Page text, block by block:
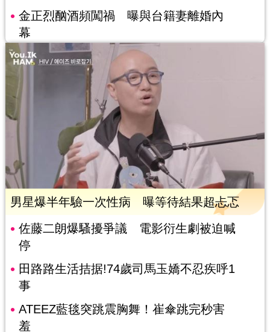
金正烈酗酒頻闖禍 曝與台籍妻離婚內
幕
男星爆半年驗一次性病 曝等待結果超忐忑
佐藤二朗爆騷擾爭議 電影衍生劇被迫喊
停
田路路生活拮据!74歲司馬玉嬌不忍疾呼1
事
ATEEZ藍毯突跳震胸舞！崔傘跳完秒害
羞